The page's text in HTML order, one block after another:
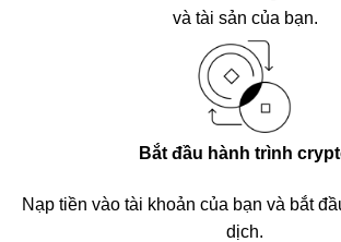
và tài sản của bạn.
Bắt đầu hành trình
Nạp tiền vào tài khoản của bạn và bắt
dịch.